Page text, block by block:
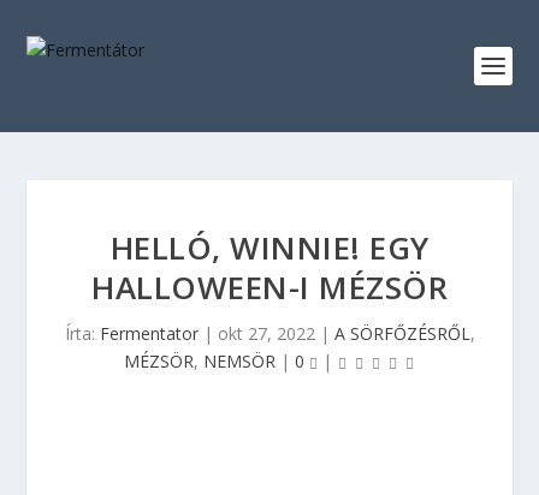
HELLÓ, WINNIE! EGY
HALLOWEEN-I MÉZSÖR
Írta: Fermentator| okt 27, 2022| A SÖRFŐZÉSRŐL,
MÉZSÖR, NEMSÖR| 0 |